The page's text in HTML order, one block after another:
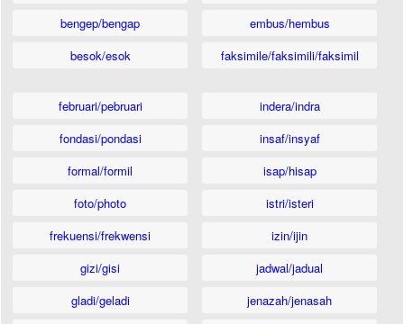
bengep/bengap
besok/esok
embus/hembus
faksimile/faksimili/faksimil
februari/pebruari
fondasi/pondasi
formal/formil
foto/photo
frekuensi/frekwensi
gizi/gisi
gladi/geladi
indera/indra
insaf/insyaf
isap/hisap
istri/isteri
izin/ijin
jadwal/jadual
jenazah/jenasah